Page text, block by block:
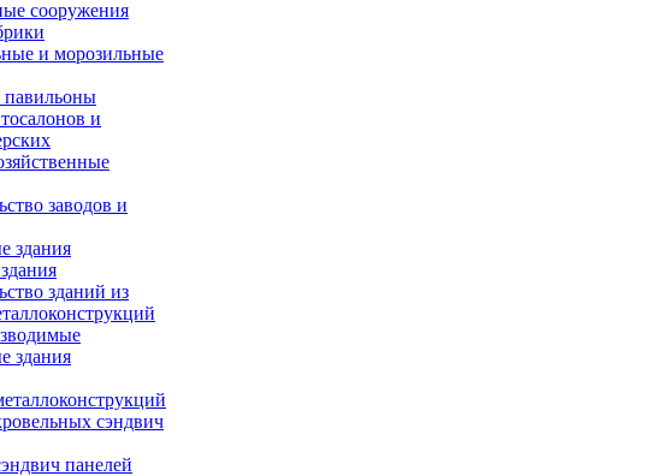
сооружения
и морозильные
павильоны
и
заводов и
здания
зданий из
здания
сэндвич
панелей